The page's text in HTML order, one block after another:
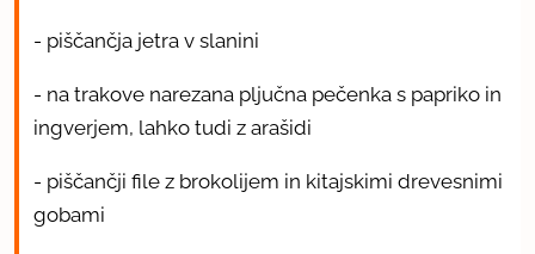
- piščančja jetra v slanini
- na trakove narezana pljučna pečenka s papriko in
ingverjem, lahko tudi z arašidi
- piščančji file z brokolijem in kitajskimi drevesnimi
gobami